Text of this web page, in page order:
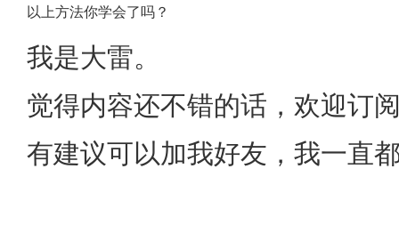
以上方法你学会了吗？
我是大雷。
觉得内容还不错的话，欢迎订
有建议可以加我好友，我一直